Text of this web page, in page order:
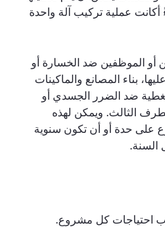
عملية تركيب آلة واحدة
أو الموظفين ضد الخسارة أو
بناء المصانع والماكينات
ضد الضرر الجسدي أو
الثالث. ويمكن لهذه
على حدة أو أن تكون سنوية
السنة.
احتياجات كل مشروع.